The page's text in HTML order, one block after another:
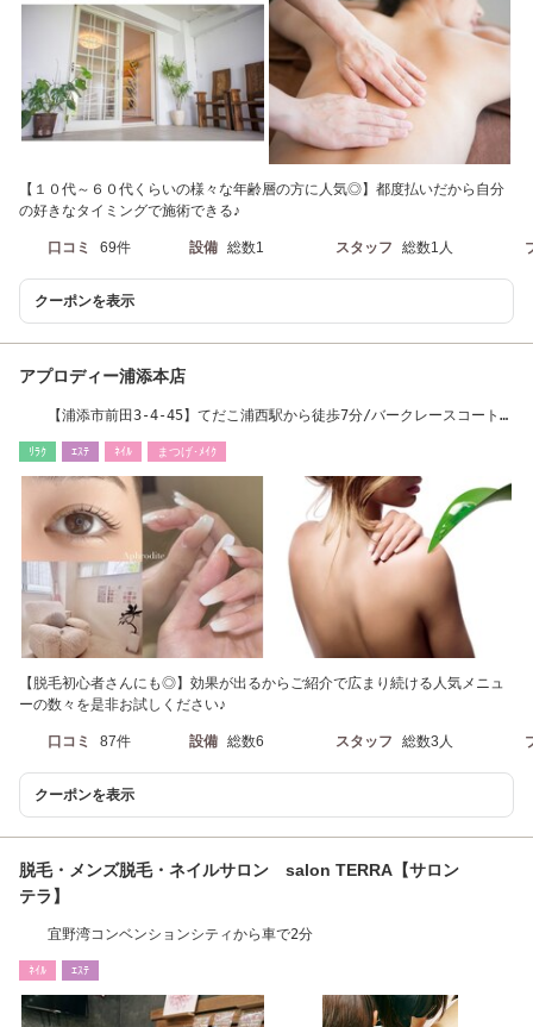
【１０代～６０代くらいの様々な年齢層の方に人気◎】都度払いだから自分
の好きなタイミングで施術できる♪
口コミ 69件 設備 総数1 スタッフ 総数1人
クーポンを表示
アプロディー浦添本店
【浦添市前田3-4-45】てだこ浦西駅から徒歩7分/バークレースコートよ
ﾘﾗｸ ｴｽﾃ ﾈｲﾙ まつげ･ﾒｲｸ
【脱毛初心者さんにも◎】効果が出るからご紹介で広まり続ける人気メニュ
ーの数々を是非お試しください♪
口コミ 87件 設備 総数6 スタッフ 総数3人
クーポンを表示
脱毛・メンズ脱毛・ネイルサロン salon TERRA【サロン
テラ】
宜野湾コンベンションシティから車で2分
ﾈｲﾙ ｴｽﾃ